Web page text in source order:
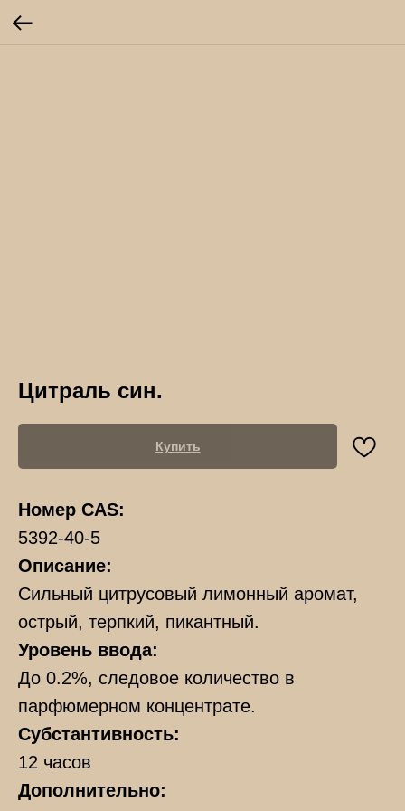
Цитраль син.
Купить
Номер CAS:
5392-40-5
Описание:
Сильный цитрусовый лимонный аромат,
острый, терпкий, пикантный.
Уровень ввода:
До 0.2%, следовое количество в
парфюмерном концентрате.
Субстантивность:
12 часов
Дополнительно: